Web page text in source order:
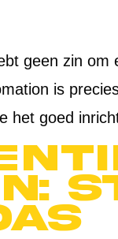
geen zin
is
het goed